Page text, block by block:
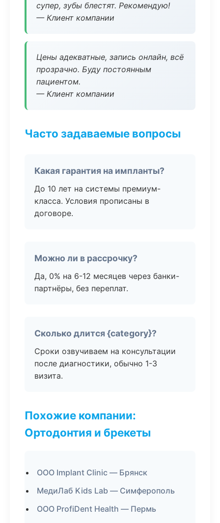
супер, зубы блестят. Рекомендую!
— Клиент компании
Цены адекватные, запись онлайн, всё
прозрачно. Буду постоянным
пациентом.
— Клиент компании
Часто задаваемые вопросы
Какая гарантия на импланты?
До 10 лет на системы премиум-
класса. Условия прописаны в
договоре.
Можно ли в рассрочку?
Да, 0% на 6-12 месяцев через банки-
партнёры, без переплат.
Сколько длится {category}?
Сроки озвучиваем на консультации
после диагностики, обычно 1-3
визита.
Похожие компании:
Ортодонтия и брекеты
ООО Implant Clinic — Брянск
МедиЛаб Kids Lab — Симферополь
ООО ProfiDent Health — Пермь